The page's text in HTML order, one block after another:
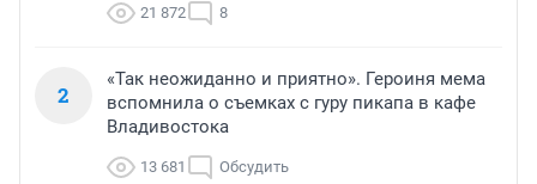
21 872 8
2
«Так неожиданно и приятно». Героиня мема
вспомнила о съемках с гуру пикапа в кафе
Владивостока
13 681 Обсудить